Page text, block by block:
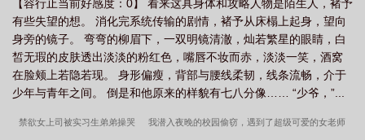
【容行止当前好感度：0】 看来这具身体和攻略人物是陌生人，褚予
有些失望的想。 消化完系统传输的剧情，褚予从床榻上起身，望向
身旁的镜子。 弯弯的柳眉下，一双明镜清澈，灿若繁星的眼睛，白
皙无瑕的皮肤透出淡淡的粉红色，嘴唇不妆而赤，淡淡一笑，酒窝
在脸颊上若隐若现。 身形偏瘦，背部与腰线柔韧，线条流畅，介于
少年与青年之间。 倒是和他原来的样貌有七八分像…… “少爷，”...
禁欲女上司被实习生弟弟操哭 我潜入夜晚的校园偷窃，遇到了超级可爱的女老师